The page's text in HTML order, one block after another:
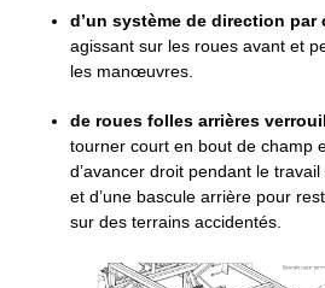
d’un système de direction par
agissant sur les roues avant et
les manœuvres.
de roues folles arrières
tourner court en bout de champ
d’avancer droit pendant le
et d’une bascule arrière pour
sur des terrains accidentés.